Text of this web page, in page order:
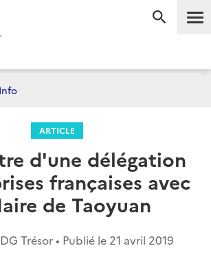
ARTICLE
d'une délégation
françaises avec
de Taoyuan
Trésor • Publié le 21 avril 2019